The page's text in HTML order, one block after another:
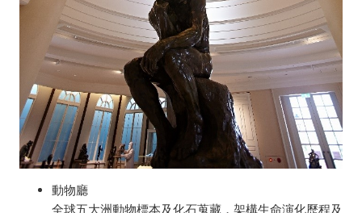
動物廳
全球五大洲動物標本及化石蒐藏，架構生命演化歷程及